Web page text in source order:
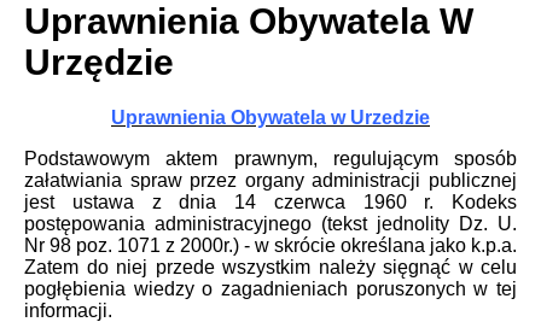
Uprawnienia Obywatela W
Urzędzie
Uprawnienia Obywatela w Urzedzie
Podstawowym aktem prawnym, regulującym sposób
załatwiania spraw przez organy administracji publicznej
jest ustawa z dnia 14 czerwca 1960 r. Kodeks
postępowania administracyjnego (tekst jednolity Dz. U.
Nr 98 poz. 1071 z 2000r.) - w skrócie określana jako k.p.a.
Zatem do niej przede wszystkim należy sięgnąć w celu
pogłębienia wiedzy o zagadnieniach poruszonych w tej
informacji.